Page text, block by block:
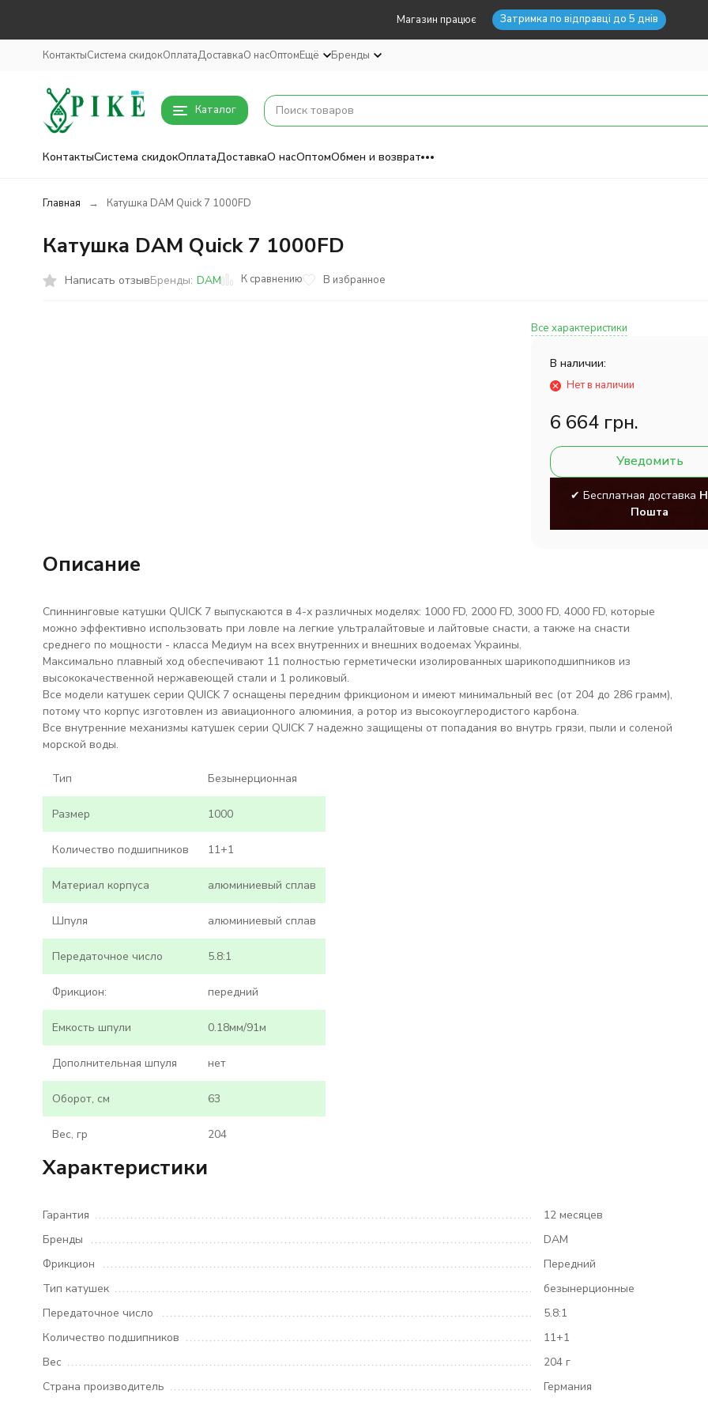
Магазин працює Затримка по відправці до 5 днів
КонтактыСистема скидокОплатаДоставкаО насОптомЕщё Бренды
Каталог
КонтактыСистема скидокОплатаДоставкаО насОптомОбмен и возврат
Главная Катушка DAM Quick 7 1000FD
Катушка DAM Quick 7 1000FD
Написать отзывБренды: DAM К сравнению В избранное
Все характеристики
В наличии:
Нет в наличии
6 664 грн.
Уведомить
✔ Бесплатная доставка
Пошта
Описание
Cпиннинговые катушки QUICK 7 выпускаются в 4-х различных моделях: 1000 FD, 2000 FD, 3000 FD, 4000 FD, которые
можно эффективно использовать при ловле на легкие ультралайтовые и лайтовые снасти, а также на снасти
среднего по мощности - класса Медиум на всех внутренних и внешних водоемах Украины.
Максимально плавный ход обеспечивают 11 полностью герметически изолированных шарикоподшипников из
высококачественной нержавеющей стали и 1 роликовый.
Все модели катушек серии QUICK 7 оснащены передним фрикционом и имеют минимальный вес (от 204 до 286 грамм),
потому что корпус изготовлен из авиационного алюминия, а ротор из высокоуглеродистого карбона.
Все внутренние механизмы катушек серии QUICK 7 надежно защищены от попадания во внутрь грязи, пыли и соленой
морской воды.
Тип Безынерционная
Размер 1000
Количество подшипников 11+1
Материал корпуса алюминиевый сплав
Шпуля алюминиевый сплав
Передаточное число 5.8:1
Фрикцион: передний
Емкость шпули 0.18мм/91м
Дополнительная шпуля нет
Оборот, см 63
Вес, гр 204
Характеристики
Гарантия
12 месяцев
Бренды
DAM
Фрикцион
Передний
Тип катушек
безынерционные
Передаточное число
5.8:1
Количество подшипников
11+1
Вес
204 г
Страна производитель
Германия